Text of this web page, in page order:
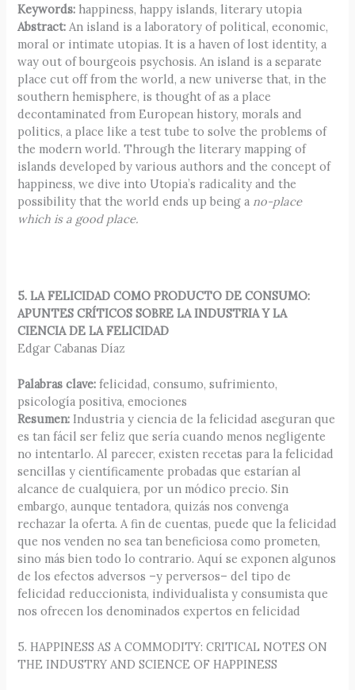
Keywords:happiness, happy islands, literary utopia
Abstract: An island is a laboratory of political, economic,
moral or intimate utopias. It is a haven of lost identity, a
way out of bourgeois psychosis. An island is a separate
place cut off from the world, a new universe that, in the
southern hemisphere, is thought of as a place
decontaminated from European history, morals and
politics, a place like a test tube to solve the problems of
the modern world. Through the literary mapping of
islands developed by various authors and the concept of
happiness, we dive into Utopia’s radicality and the
possibility that the world ends up being a no-place
which is a good place.
5. LA FELICIDAD COMO PRODUCTO DE CONSUMO:
APUNTES CRÍTICOS SOBRE LA INDUSTRIA Y LA
CIENCIA DE LA FELICIDAD
Edgar Cabanas Díaz
Palabras clave:felicidad, consumo, sufrimiento,
psicología positiva, emociones
Resumen:Industria y ciencia de la felicidad aseguran que
es tan fácil ser feliz que sería cuando menos negligente
no intentarlo. Al parecer, existen recetas para la felicidad
sencillas y científicamente probadas que estarían al
alcance de cualquiera, por un módico precio. Sin
embargo, aunque tentadora, quizás nos convenga
rechazar la oferta. A fin de cuentas, puede que la felicidad
que nos venden no sea tan beneficiosa como prometen,
sino más bien todo lo contrario. Aquí se exponen algunos
de los efectos adversos –y perversos– del tipo de
felicidad reduccionista, individualista y consumista que
nos ofrecen los denominados expertos en felicidad
5. HAPPINESS AS A COMMODITY: CRITICAL NOTES ON
THE INDUSTRY AND SCIENCE OF HAPPINESS